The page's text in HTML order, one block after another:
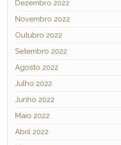
Dezembro 2022
Novembro 2022
Outubro 2022
Setembro 2022
Agosto 2022
Julho 2022
Junho 2022
Maio 2022
Abril 2022